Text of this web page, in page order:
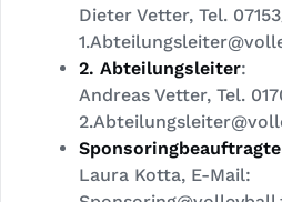
Dieter Vetter, Tel.
2. Abteilungsleiter:
Andreas Vetter, Tel.
Laura Kotta, E-Mail: